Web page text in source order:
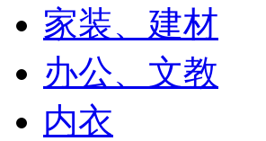
家装、建材
办公、文教
内衣